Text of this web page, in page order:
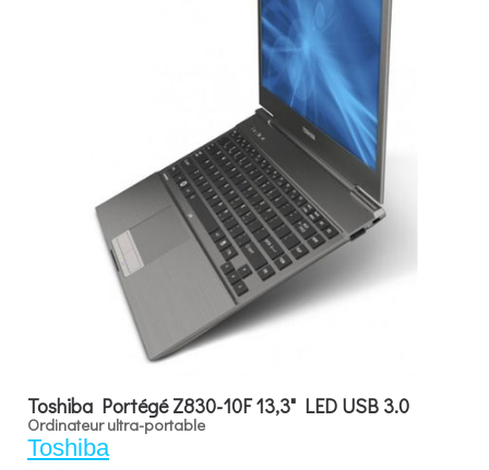
Toshiba Portégé Z830-10F 13,3" LED USB 3.0
Ordinateur ultra-portable
Toshiba